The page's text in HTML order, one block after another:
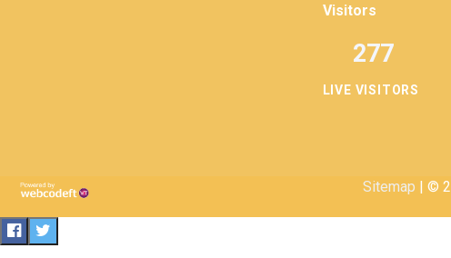
Visitors
LIVE VISITORS
277
Sitemap | ©
Policy
Term &
Conditions